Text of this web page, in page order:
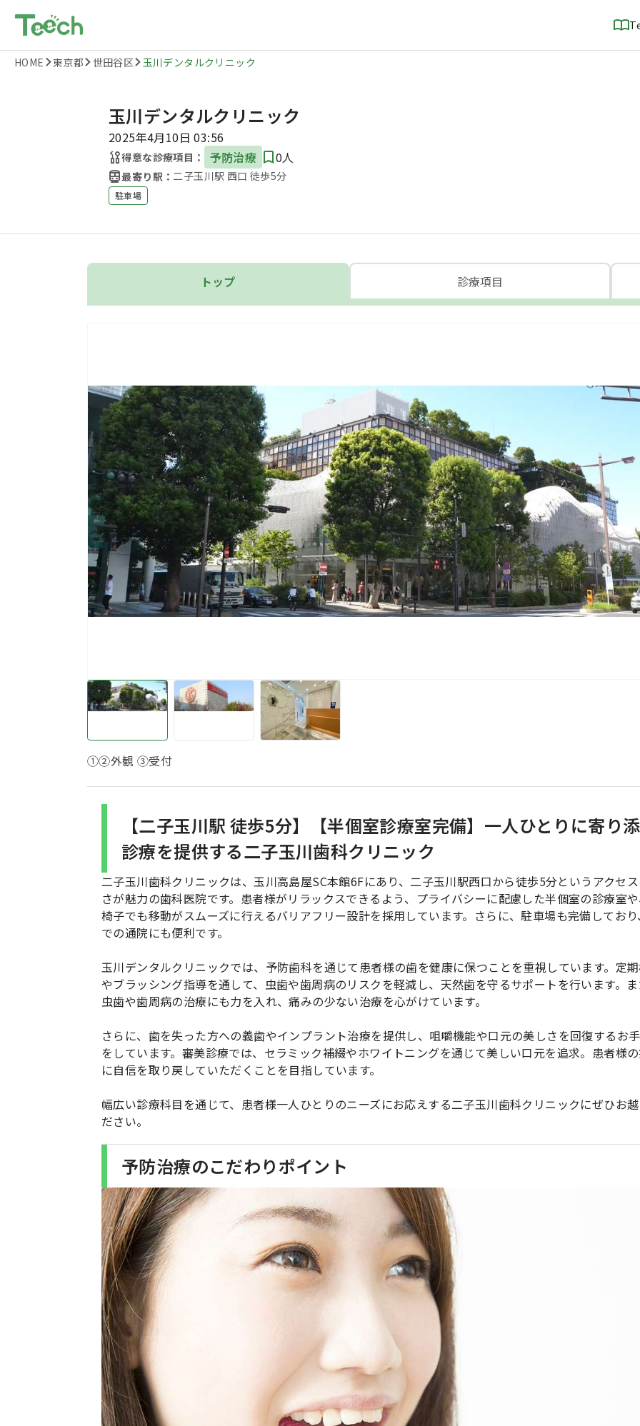
HOME 東京都 世田谷区 玉川デンタルクリニック
玉川デンタルクリニック
2025年4月10日 03:56
得意な診療項目： 予防治療 0人
最寄り駅：二子玉川駅 西口 徒歩5分
駐車場
トップ 診療項目
①②外観 ③受付
【二子玉川駅 徒歩5分】【半個室診療室完備】一人ひとりに寄り
診療を提供する二子玉川歯科クリニック
二子玉川歯科クリニックは、玉川高島屋SC本館6Fにあり、二子玉川駅西口から徒歩5分というアクセ
さが魅力の歯科医院です。患者様がリラックスできるよう、プライバシーに配慮した半個室の診療室
椅子でも移動がスムーズに行えるバリアフリー設計を採用しています。さらに、駐車場も完備してお
での通院にも便利です。
玉川デンタルクリニックでは、予防歯科を通じて患者様の歯を健康に保つことを重視しています。定
やブラッシング指導を通して、虫歯や歯周病のリスクを軽減し、天然歯を守るサポートを行います。
虫歯や歯周病の治療にも力を入れ、痛みの少ない治療を心がけています。
さらに、歯を失った方への義歯やインプラント治療を提供し、咀嚼機能や口元の美しさを回復するお
をしています。審美診療では、セラミック補綴やホワイトニングを通じて美しい口元を追求。患者様
に自信を取り戻していただくことを目指しています。
幅広い診療科目を通じて、患者様一人ひとりのニーズにお応えする二子玉川歯科クリニックにぜひお
ださい。
予防治療のこだわりポイント